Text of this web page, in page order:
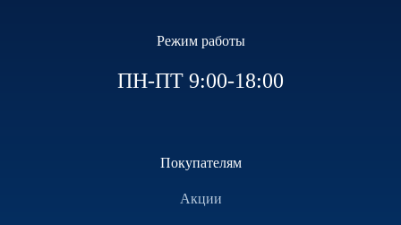
Режим работы
ПН-ПТ 9:00-18:00
Покупателям
Акции